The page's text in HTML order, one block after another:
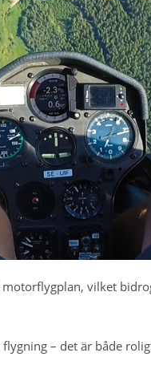
vilket
– det är både